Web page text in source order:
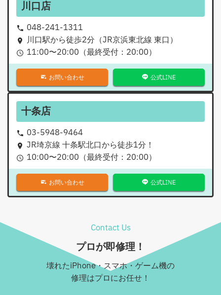
川口店
048-241-1311
川口駅から徒歩2分（JR京浜東北線 東口）
11:00〜20:00 （最終受付： 20:00）
お問い合わせ 公式LINE
十条店
03-5948-9464
JR埼京線 十条駅北口から徒歩1分！
10:00〜20:00 （最終受付： 20:00）
お問い合わせ 公式LINE
Contact Us
プロが即修理！
壊れたiPhone・スマホ・ゲーム機の
修理はプロにお任せ！